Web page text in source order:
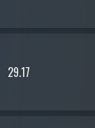
29.17